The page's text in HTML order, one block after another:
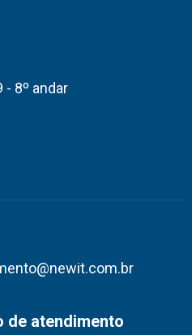
- 8º andar
de atendimento